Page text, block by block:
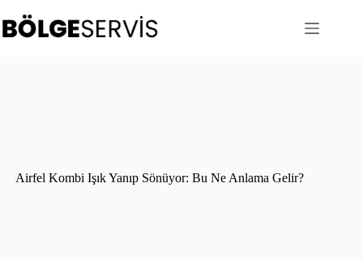
to
content
Airfel Kombi Işık Yanıp Sönüyor: Bu Ne Anlama Gelir?